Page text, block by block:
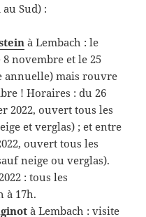
Sud) :
à Lembach : le
novembre et le 25
annuelle) mais rouvre
! Horaires : du 26
2022, ouvert tous les
et verglas) ; et entre
ouvert tous les
neige ou verglas).
: tous les
à 17h.
à Lembach : visite